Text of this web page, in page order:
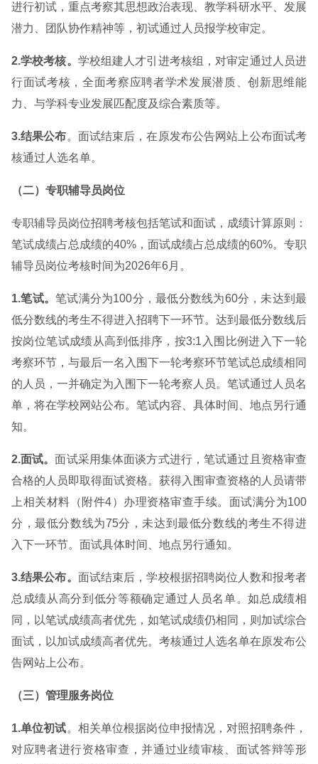
进行初试，重点考察其思想政治表现、教学科研水平、发展
潜力、团队协作精神等，初试通过人员报学校审定。
2.学校考核。 学校组建人才引进考核组，对审定通过人员进
行面试考核，全面考察应聘者学术发展潜质、创新思维能
力、与学科专业发展匹配度及综合素质等。
3.结果公布。面试结束后，在原发布公告网站上公布面试考
核通过人选名单。
（二）专职辅导员岗位
专职辅导员岗位招聘考核包括笔试和面试，成绩计算原则：
笔试成绩占总成绩的40%，面试成绩占总成绩的60%。专职
辅导员岗位考核时间为2026年6月。
1.笔试。 笔试满分为100分，最低分数线为60分，未达到最
低分数线的考生不得进入招聘下一环节。达到最低分数线后
按岗位笔试成绩从高到低排序，按3:1入围比例进入下一轮
考察环节，与最后一名入围下一轮考察环节笔试总成绩相同
的人员，一并确定为入围下一轮考察人员。笔试通过人员名
单，将在学校网站公布。笔试内容、具体时间、地点另行通
知。
2.面试。面试采用集体面谈方式进行，笔试通过且资格审查
合格的人员即取得面试资格。获得入围审查资格的人员请带
上相关材料（附件4）办理资格审查手续。面试满分为100
分，最低分数线为75分，未达到最低分数线的考生不得进
入下一环节。面试具体时间、地点另行通知。
3.结果公布。 面试结束后，学校根据招聘岗位人数和报考者
总成绩从高分到低分等额确定通过人员名单。如总成绩相
同，以笔试成绩高者优先，如笔试成绩仍相同，则加试综合
面试，以加试成绩高者优先。考核通过人选名单在原发布公
告网站上公布。
（三）管理服务岗位
1.单位初试。相关单位根据岗位申报情况，对照招聘条件，
对应聘者进行资格审查，并通过业绩审核、面试答辩等形